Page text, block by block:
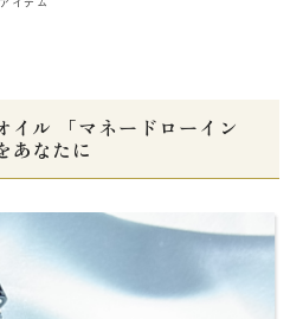
イル 「マネードローイン
あなたに